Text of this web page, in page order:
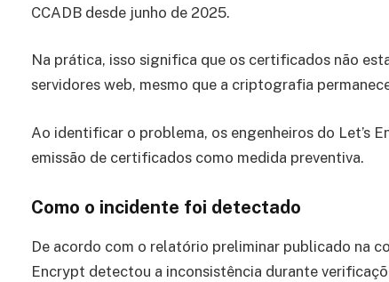
CCADB desde junho de 2025.
Na prática, isso significa que os certificados não
servidores web, mesmo que a criptografia
Ao identificar o problema, os engenheiros do Let’s
emissão de certificados como medida preventiva.
Como o incidente foi detectado
De acordo com o relatório preliminar publicado na
Encrypt detectou a inconsistência durante